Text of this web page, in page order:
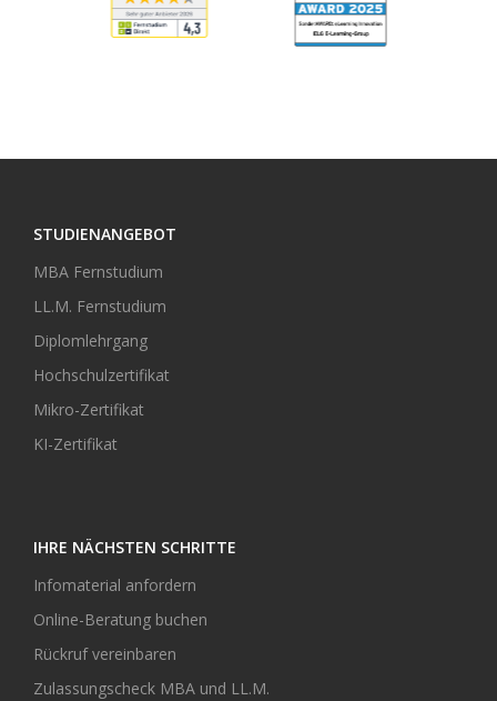
STUDIENANGEBOT
MBA Fernstudium
LL.M. Fernstudium
Diplomlehrgang
Hochschulzertifikat
Mikro-Zertifikat
KI-Zertifikat
IHRE NÄCHSTEN SCHRITTE
Infomaterial anfordern
Online-Beratung buchen
Rückruf vereinbaren
Zulassungscheck MBA und LL.M.